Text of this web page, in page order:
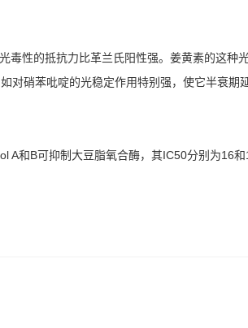
性的抵抗力比革兰氏阳性强。姜黄素的这种
对硝苯吡啶的光稳定作用特别强，使它半衰期
A和B可抑制大豆脂氧合酶，其IC50分别为16